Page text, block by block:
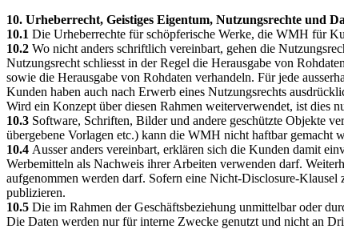
10. Urheberrecht, Geistiges Eigentum, Nutzungsrechte und
10.1 Die Urheberrechte für schöpferische Werke, die WMH für
10.2 Wo nicht anders schriftlich vereinbart, gehen die
Nutzungsrecht schliesst in der Regel die Herausgabe von
sowie die Herausgabe von Rohdaten verhandeln. Für jede
Kunden haben auch nach Erwerb eines Nutzungsrechts
Wird ein Konzept über diesen Rahmen weiterverwendet, ist dies
10.3 Software, Schriften, Bilder und andere geschützte Objekte
übergebene Vorlagen etc.) kann die WMH nicht haftbar gemacht
10.4 Ausser anders vereinbart, erklären sich die Kunden damit
Werbemitteln als Nachweis ihrer Arbeiten verwenden darf.
aufgenommen werden darf. Sofern eine Nicht-Disclosure-
publizieren.
10.5 Die im Rahmen der Geschäftsbeziehung unmittelbar oder
Die Daten werden nur für interne Zwecke genutzt und nicht an